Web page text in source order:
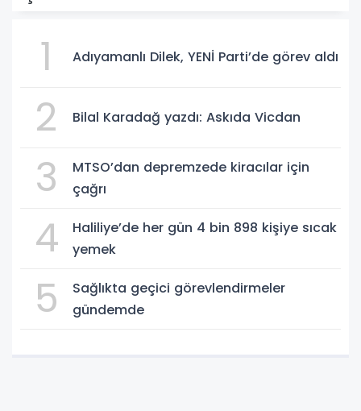
1 Adıyamanlı Dilek, YENİ Parti’de görev aldı
2 Bilal Karadağ yazdı: Askıda Vicdan
3
MTSO’dan depremzede kiracılar için
çağrı
4
Haliliye’de her gün 4 bin 898 kişiye sıcak
yemek
5
Sağlıkta geçici görevlendirmeler
gündemde